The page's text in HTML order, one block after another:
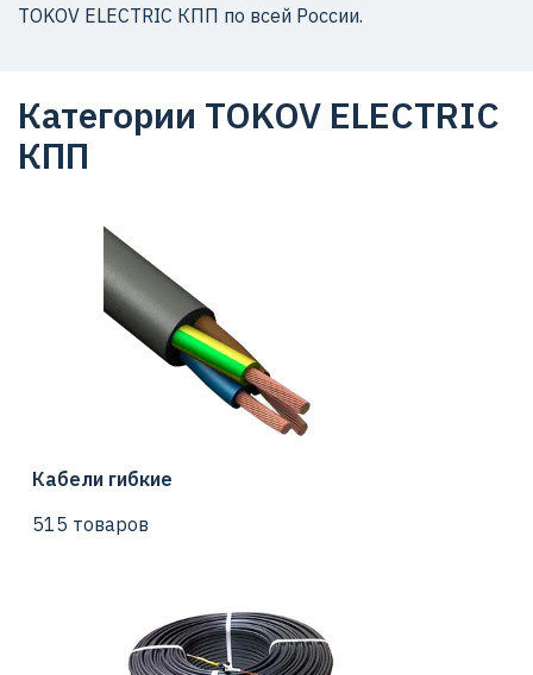
TOKOV ELECTRIC КПП по всей России.
Категории TOKOV ELECTRIC
КПП
Кабели гибкие
515 товаров